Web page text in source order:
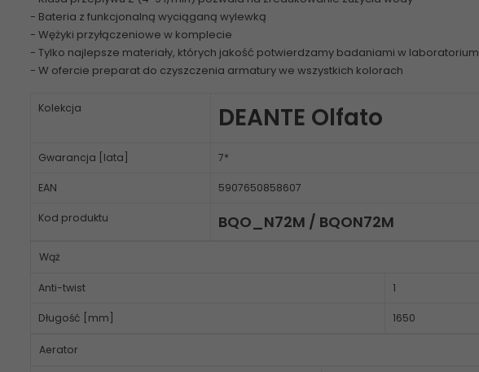
- Bateria z funkcjonalną wyciąganą wylewką
- Wężyki przyłączeniowe w komplecie
- Tylko najlepsze materiały, których jakość potwierdzamy badaniami w laboratorium
- W ofercie preparat do czyszczenia armatury we wszystkich kolorach
Kolekcja DEANTE Olfato
Gwarancja [lata] 7*
EAN 5907650858607
Kod produktu BQO_N72M / BQON72M
Wąż
Anti-twist 1
Długość [mm] 1650
Aerator